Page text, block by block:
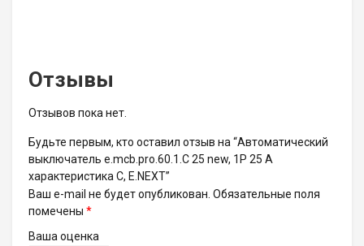
Отзывы
Отзывов пока нет.
Будьте первым, кто оставил отзыв на “Автоматический
выключатель e.mcb.pro.60.1.C 25 new, 1P 25 А
характеристика C, E.NEXT”
Ваш e-mail не будет опубликован. Обязательные поля
помечены *
Ваша оценка